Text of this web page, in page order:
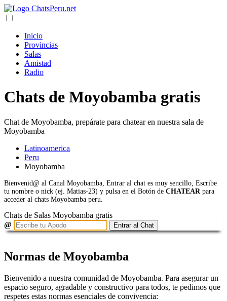
Inicio
Provincias
Salas
Amistad
Radio
Chats de Moyobamba gratis
Chat de Moyobamba, prepárate para chatear en nuestra sala de
Moyobamba
Latinoamerica
Peru
Moyobamba
Bienvenid@ al Canal Moyobamba , Entrar al chat es muy sencillo, Escribe
tu nombre o nick (ej. Matias-23) y pulsa en el Botón de CHATEAR para
acceder al chats Moyobamba peru.
Chats de Salas Moyobamba gratis
@
Entrar al Chat
Normas de Moyobamba
Bienvenido a nuestra comunidad de Moyobamba. Para asegurar un
espacio seguro, agradable y constructivo para todos, te pedimos que
respetes estas normas esenciales de convivencia: